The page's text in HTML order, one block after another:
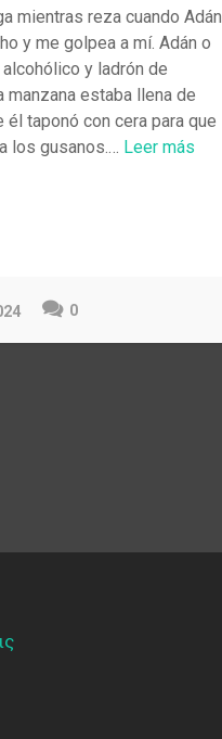
mientras reza cuando Adán
y me golpea a mí. Adán o
y ladrón de
manzana estaba llena de
él taponó con cera para que
los gusanos.… Leer más
0